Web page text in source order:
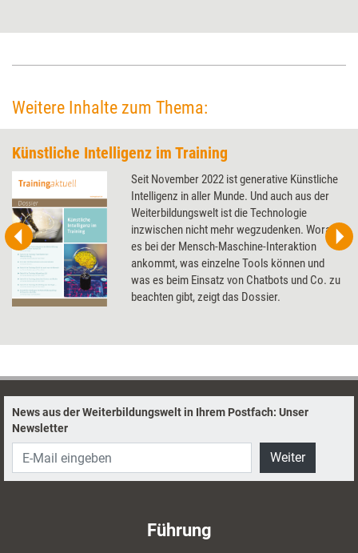
Weitere Inhalte zum Thema:
Künstliche Intelligenz im Training
Seit November 2022 ist generative Künstliche
Intelligenz in aller Munde. Und auch aus der
Weiterbildungswelt ist die Technologie
inzwischen nicht mehr wegzudenken. Worauf
es bei der Mensch-Maschine-Interaktion
ankommt, was einzelne Tools können und
was es beim Einsatz von Chatbots und Co. zu
beachten gibt, zeigt das Dossier.
News aus der Weiterbildungswelt in Ihrem Postfach: Unser
Newsletter
Weiter
Führung